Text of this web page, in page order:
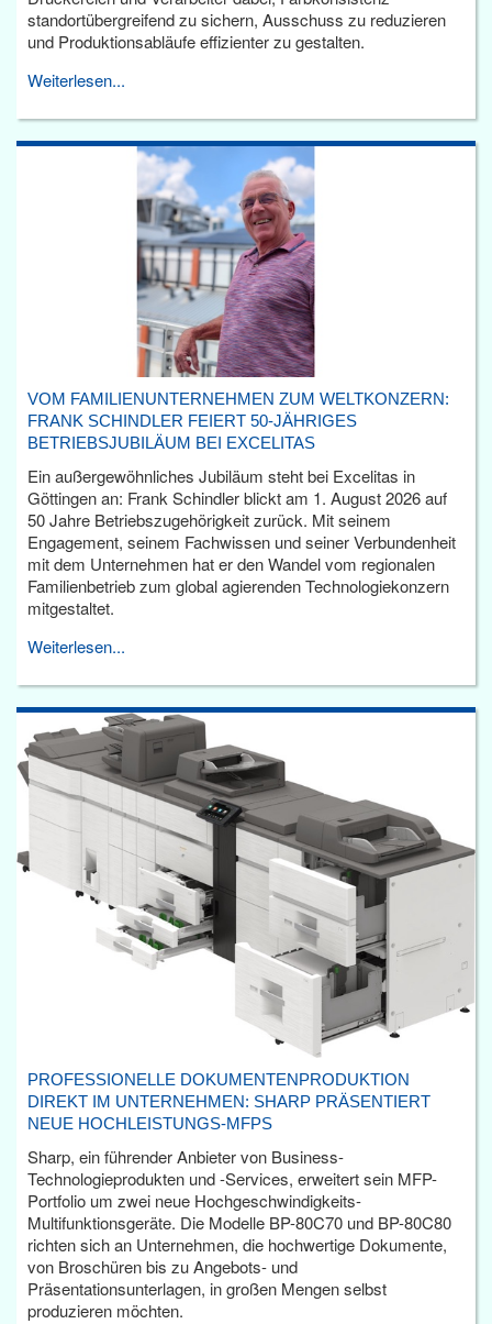
standortübergreifend zu sichern, Ausschuss zu reduzieren
und Produktionsabläufe effizienter zu gestalten.
Weiterlesen...
VOM FAMILIENUNTERNEHMEN ZUM WELTKONZERN:
FRANK SCHINDLER FEIERT 50-JÄHRIGES
BETRIEBSJUBILÄUM BEI EXCELITAS
Ein außergewöhnliches Jubiläum steht bei Excelitas in
Göttingen an: Frank Schindler blickt am 1. August 2026 auf
50 Jahre Betriebszugehörigkeit zurück. Mit seinem
Engagement, seinem Fachwissen und seiner Verbundenheit
mit dem Unternehmen hat er den Wandel vom regionalen
Familienbetrieb zum global agierenden Technologiekonzern
mitgestaltet.
Weiterlesen...
PROFESSIONELLE DOKUMENTENPRODUKTION
DIREKT IM UNTERNEHMEN: SHARP PRÄSENTIERT
NEUE HOCHLEISTUNGS-MFPS
Sharp, ein führender Anbieter von Business-
Technologieprodukten und -Services, erweitert sein MFP-
Portfolio um zwei neue Hochgeschwindigkeits-
Multifunktionsgeräte. Die Modelle BP-80C70 und BP-80C80
richten sich an Unternehmen, die hochwertige Dokumente,
von Broschüren bis zu Angebots- und
Präsentationsunterlagen, in großen Mengen selbst
produzieren möchten.